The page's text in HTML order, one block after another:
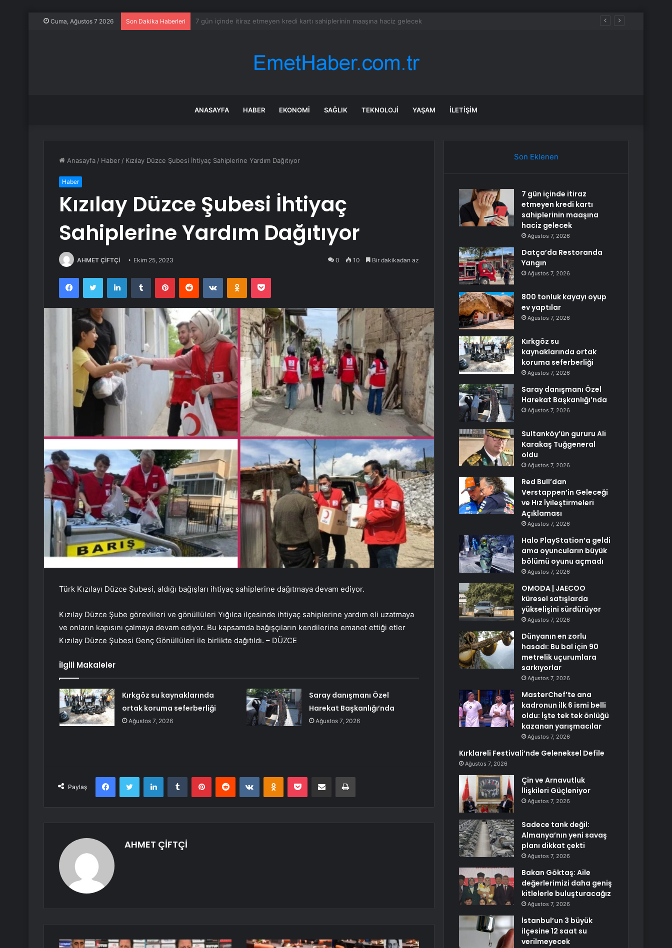
Cuma, Ağustos 7 2026 Son Dakika Haberleri Datça’da Restoranda Yangın
ANASAYFA HABER EKONOMI SAĞLIK TEKNOLOJI YAŞAM İLETIŞIM
Anasayfa / Haber / Kızılay Düzce Şubesi İhtiyaç Sahiplerine Yardım Dağıtıyor
Haber
Kızılay Düzce Şubesi İhtiyaç
Sahiplerine Yardım Dağıtıyor
AHMET ÇİFTÇİ Ekim 25, 2023 0 10 Bir dakikadan az
FacebookTwitter LinkedInTumblr PinterestReddit VKontakteOdnoklassniki
Pocket
Türk Kızılayı Düzce Şubesi, aldığı bağışları ihtiyaç sahiplerine dağıtmaya devam ediyor.
Kızılay Düzce Şube görevlileri ve gönüllüleri Yığılca ilçesinde ihtiyaç sahiplerine yardım eli uzatmaya
ve onların kapısını çalmaya devam ediyor. Bu kapsamda bağışçıların kendilerine emanet ettiği etler
Kızılay Düzce Şubesi Genç Gönüllüleri ile birlikte dağıtıldı. – DÜZCE
İlgili Makaleler
Kırkgöz su kaynaklarında
ortak koruma seferberliği
Ağustos 7, 2026
Saray danışmanı Özel
Harekat Başkanlığı’nda
Ağustos 7, 2026
Paylaş
FacebookTwitter LinkedInTumblr PinterestReddit VKontakteOdnoklassniki
Pocket E-Posta ile paylaş Yazdır
AHMET ÇİFTÇİ
Son Eklenen
7 gün içinde itiraz
etmeyen kredi kartı
sahiplerinin maaşına
haciz gelecek
Ağustos 7, 2026
Datça’da Restoranda
Yangın
Ağustos 7, 2026
800 tonluk kayayı oyup
ev yaptılar
Ağustos 7, 2026
Kırkgöz su
kaynaklarında ortak
koruma seferberliği
Ağustos 7, 2026
Saray danışmanı Özel
Harekat Başkanlığı’nda
Ağustos 7, 2026
Sultanköy’ün gururu Ali
Karakaş Tuğgeneral
oldu
Ağustos 7, 2026
Red Bull’dan
Verstappen’in Geleceği
ve Hız İyileştirmeleri
Açıklaması
Ağustos 7, 2026
Halo PlayStation’a geldi
ama oyuncuların büyük
bölümü oyunu açmadı
Ağustos 7, 2026
OMODA | JAECOO
küresel satışlarda
yükselişini sürdürüyor
Ağustos 7, 2026
Dünyanın en zorlu
hasadı: Bu bal için 90
metrelik uçurumlara
sarkıyorlar
Ağustos 7, 2026
MasterChef’te ana
kadronun ilk 6 ismi belli
oldu: İşte tek tek önlüğü
kazanan yarışmacılar
Ağustos 7, 2026
Kırklareli Festivali’nde Geleneksel Defile
Ağustos 7, 2026
Çin ve Arnavutluk
İlişkileri Güçleniyor
Ağustos 7, 2026
Sadece tank değil:
Almanya’nın yeni savaş
planı dikkat çekti
Ağustos 7, 2026
Bakan Göktaş: Aile
değerlerimizi daha geniş
kitlelerle buluşturacağız
Ağustos 7, 2026
İstanbul’un 3 büyük
ilçesine 12 saat su
verilmeyecek